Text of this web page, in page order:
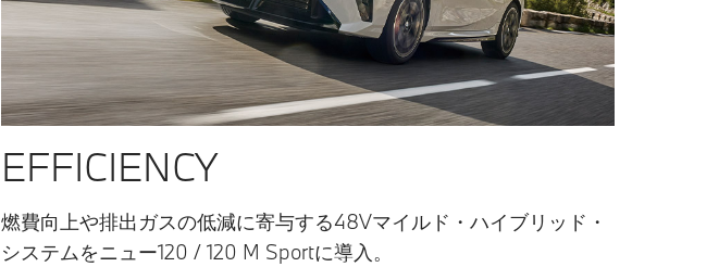
EFFICIENCY
燃費向上や排出ガスの低減に寄与する48Vマイルド・ハイブリッド・
システムをニュー120 / 120 M Sportに導入。